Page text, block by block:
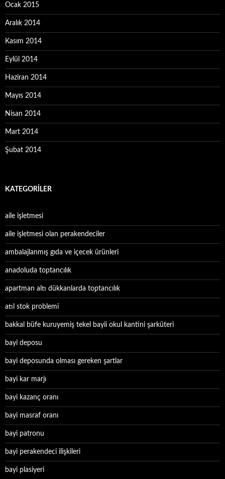
Ocak 2015
Aralık 2014
Kasım 2014
Eylül 2014
Haziran 2014
Mayıs 2014
Nisan 2014
Mart 2014
Şubat 2014
KATEGORILER
aile işletmesi
aile işletmesi olan perakendeciler
ambalajlanmış gıda ve içecek ürünleri
anadoluda toptancılık
apartman altı dükkanlarda toptancılık
atıl stok problemi
bakkal büfe kuruyemiş tekel bayii okul kantini şarküteri
bayi deposu
bayi deposunda olması gereken şartlar
bayi kar marjı
bayi kazanç oranı
bayi masraf oranı
bayi patronu
bayi perakendeci ilişkileri
bayi plasiyeri